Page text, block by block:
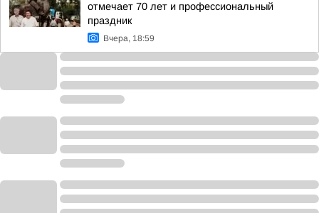
отмечает 70 лет и профессиональный
праздник
Вчера, 18:59